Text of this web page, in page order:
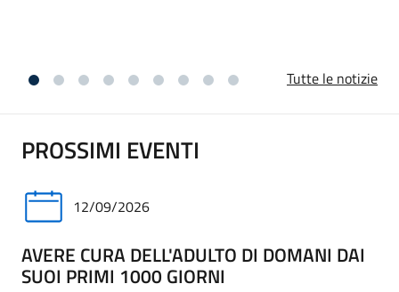
Tutte le notizie
PROSSIMI EVENTI
12/09/2026
AVERE CURA DELL'ADULTO DI DOMANI DAI
SUOI PRIMI 1000 GIORNI